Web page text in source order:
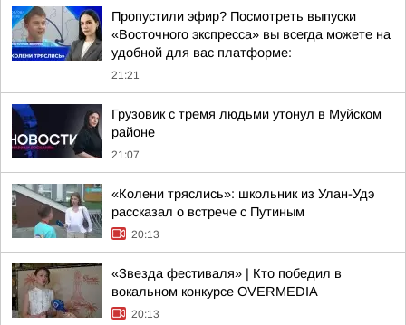
Пропустили эфир? Посмотреть выпуски
«Восточного экспресса» вы всегда можете на
удобной для вас платформе:
21:21
Грузовик с тремя людьми утонул в Муйском
районе
21:07
«Колени тряслись»: школьник из Улан-Удэ
рассказал о встрече с Путиным
20:13
«Звезда фестиваля» | Кто победил в
вокальном конкурсе OVERMEDIA
20:13